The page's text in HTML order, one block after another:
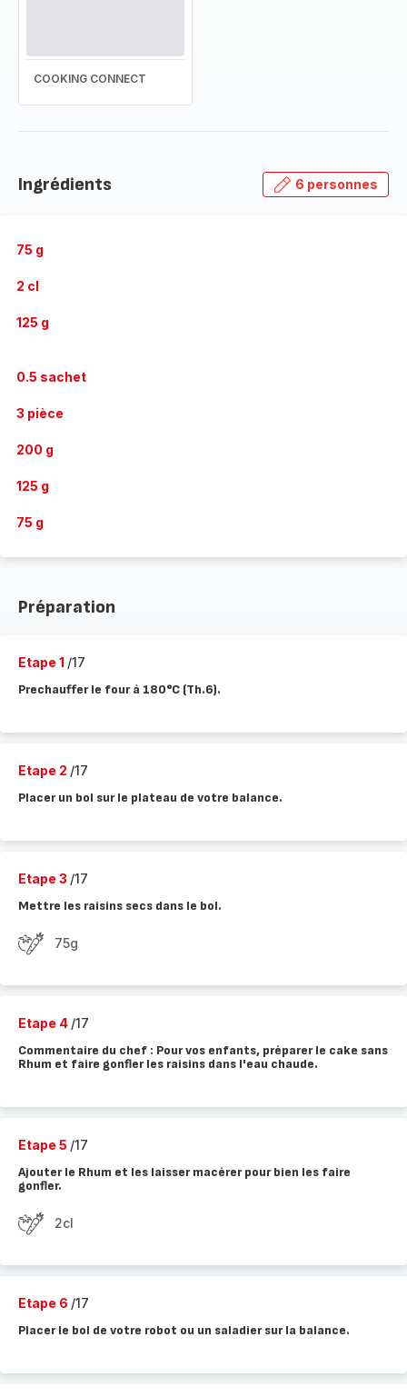
COOKING CONNECT
Ingrédients 6 personnes
75 g
2 cl
125 g
0.5 sachet
3 pièce
200 g
125 g
75 g
Préparation
Etape 1 /17
Prechauffer le four à 180°C (Th.6).
Etape 2 /17
Placer un bol sur le plateau de votre balance.
Etape 3 /17
Mettre les raisins secs dans le bol.
75g
Etape 4 /17
Commentaire du chef : Pour vos enfants, préparer le cake sans
Rhum et faire gonfler les raisins dans l'eau chaude.
Etape 5 /17
Ajouter le Rhum et les laisser macérer pour bien les faire
gonfler.
2cl
Etape 6 /17
Placer le bol de votre robot ou un saladier sur la balance.